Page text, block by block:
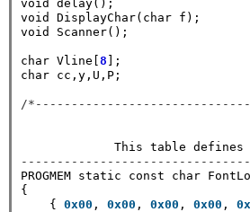
void delay();
void DisplayChar(char f);
void Scanner();
char Vline[ 8 ];
char cc,y,U,P;
/
This table
PROGMEM static const char
{
    {
0x00 , 0x00 , 0x00 , 0x00 ,